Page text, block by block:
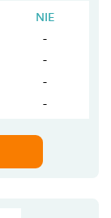
NIE
-
-
-
-